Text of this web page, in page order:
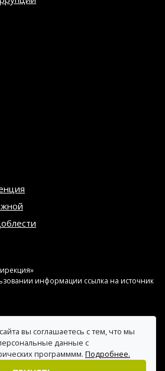
информации ссылка на источник
вы соглашаетесь с тем, что мы
данные с
программмм. Подробнее.